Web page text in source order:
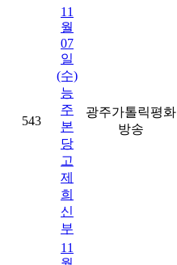
543
11
월
07
일
(수)
능
주
본
당
고
제
희
신
부
광주가톨릭평화
방송
11